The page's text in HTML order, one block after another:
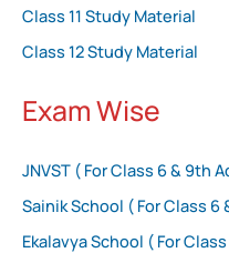
Class 11 Study Material
Class 12 Study Material
Exam Wise
JNVST ( For Class 6 & 9th
Sainik School ( For Class
Ekalavya School ( For